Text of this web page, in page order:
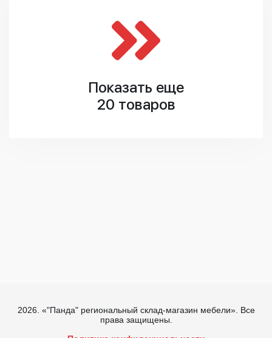
Показать еще
20 товаров
2026. «"Панда" региональный склад-магазин мебели». Все
права защищены.